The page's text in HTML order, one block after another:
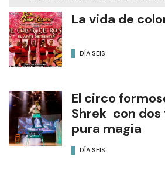
La vida de
DÍA SEIS
El circo
Shrek con dos
pura magia
DÍA SEIS